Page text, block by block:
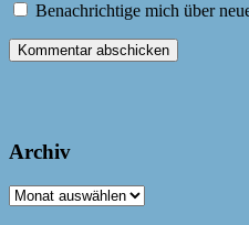
Benachrichtige mich über
Archiv
Archiv